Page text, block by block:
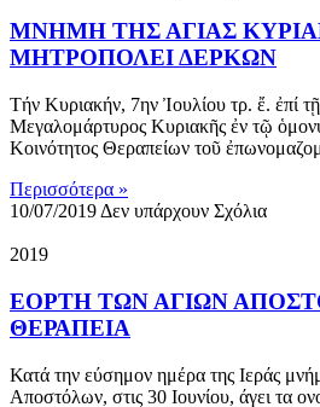
ΜΝΗΜΗ ΤΗΣ ΑΓΙΑΣ
ΜΗΤΡΟΠΟΛΕΙ ΔΕΡΚΩΝ
Τήν Κυριακήν, 7ην Ἰουλίου τρ. ἔ. ἐπί
Μεγαλομάρτυρος Κυριακῆς ἐν τῷ
Κοινότητος Θεραπείων τοῦ
Περισσότερα »
10/07/2019 Δεν υπάρχουν Σχόλια
2019
ΕOΡΤΗ ΤΩΝ ΑΓΙΩΝ
ΘΕΡΑΠΕΙΑ
Κατά την εύσημον ημέρα της Ιεράς
Αποστόλων, στις 30 Ιουνίου, άγει τα